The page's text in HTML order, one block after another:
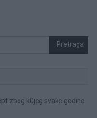
Pretraga
zbog k0jeg svake godine